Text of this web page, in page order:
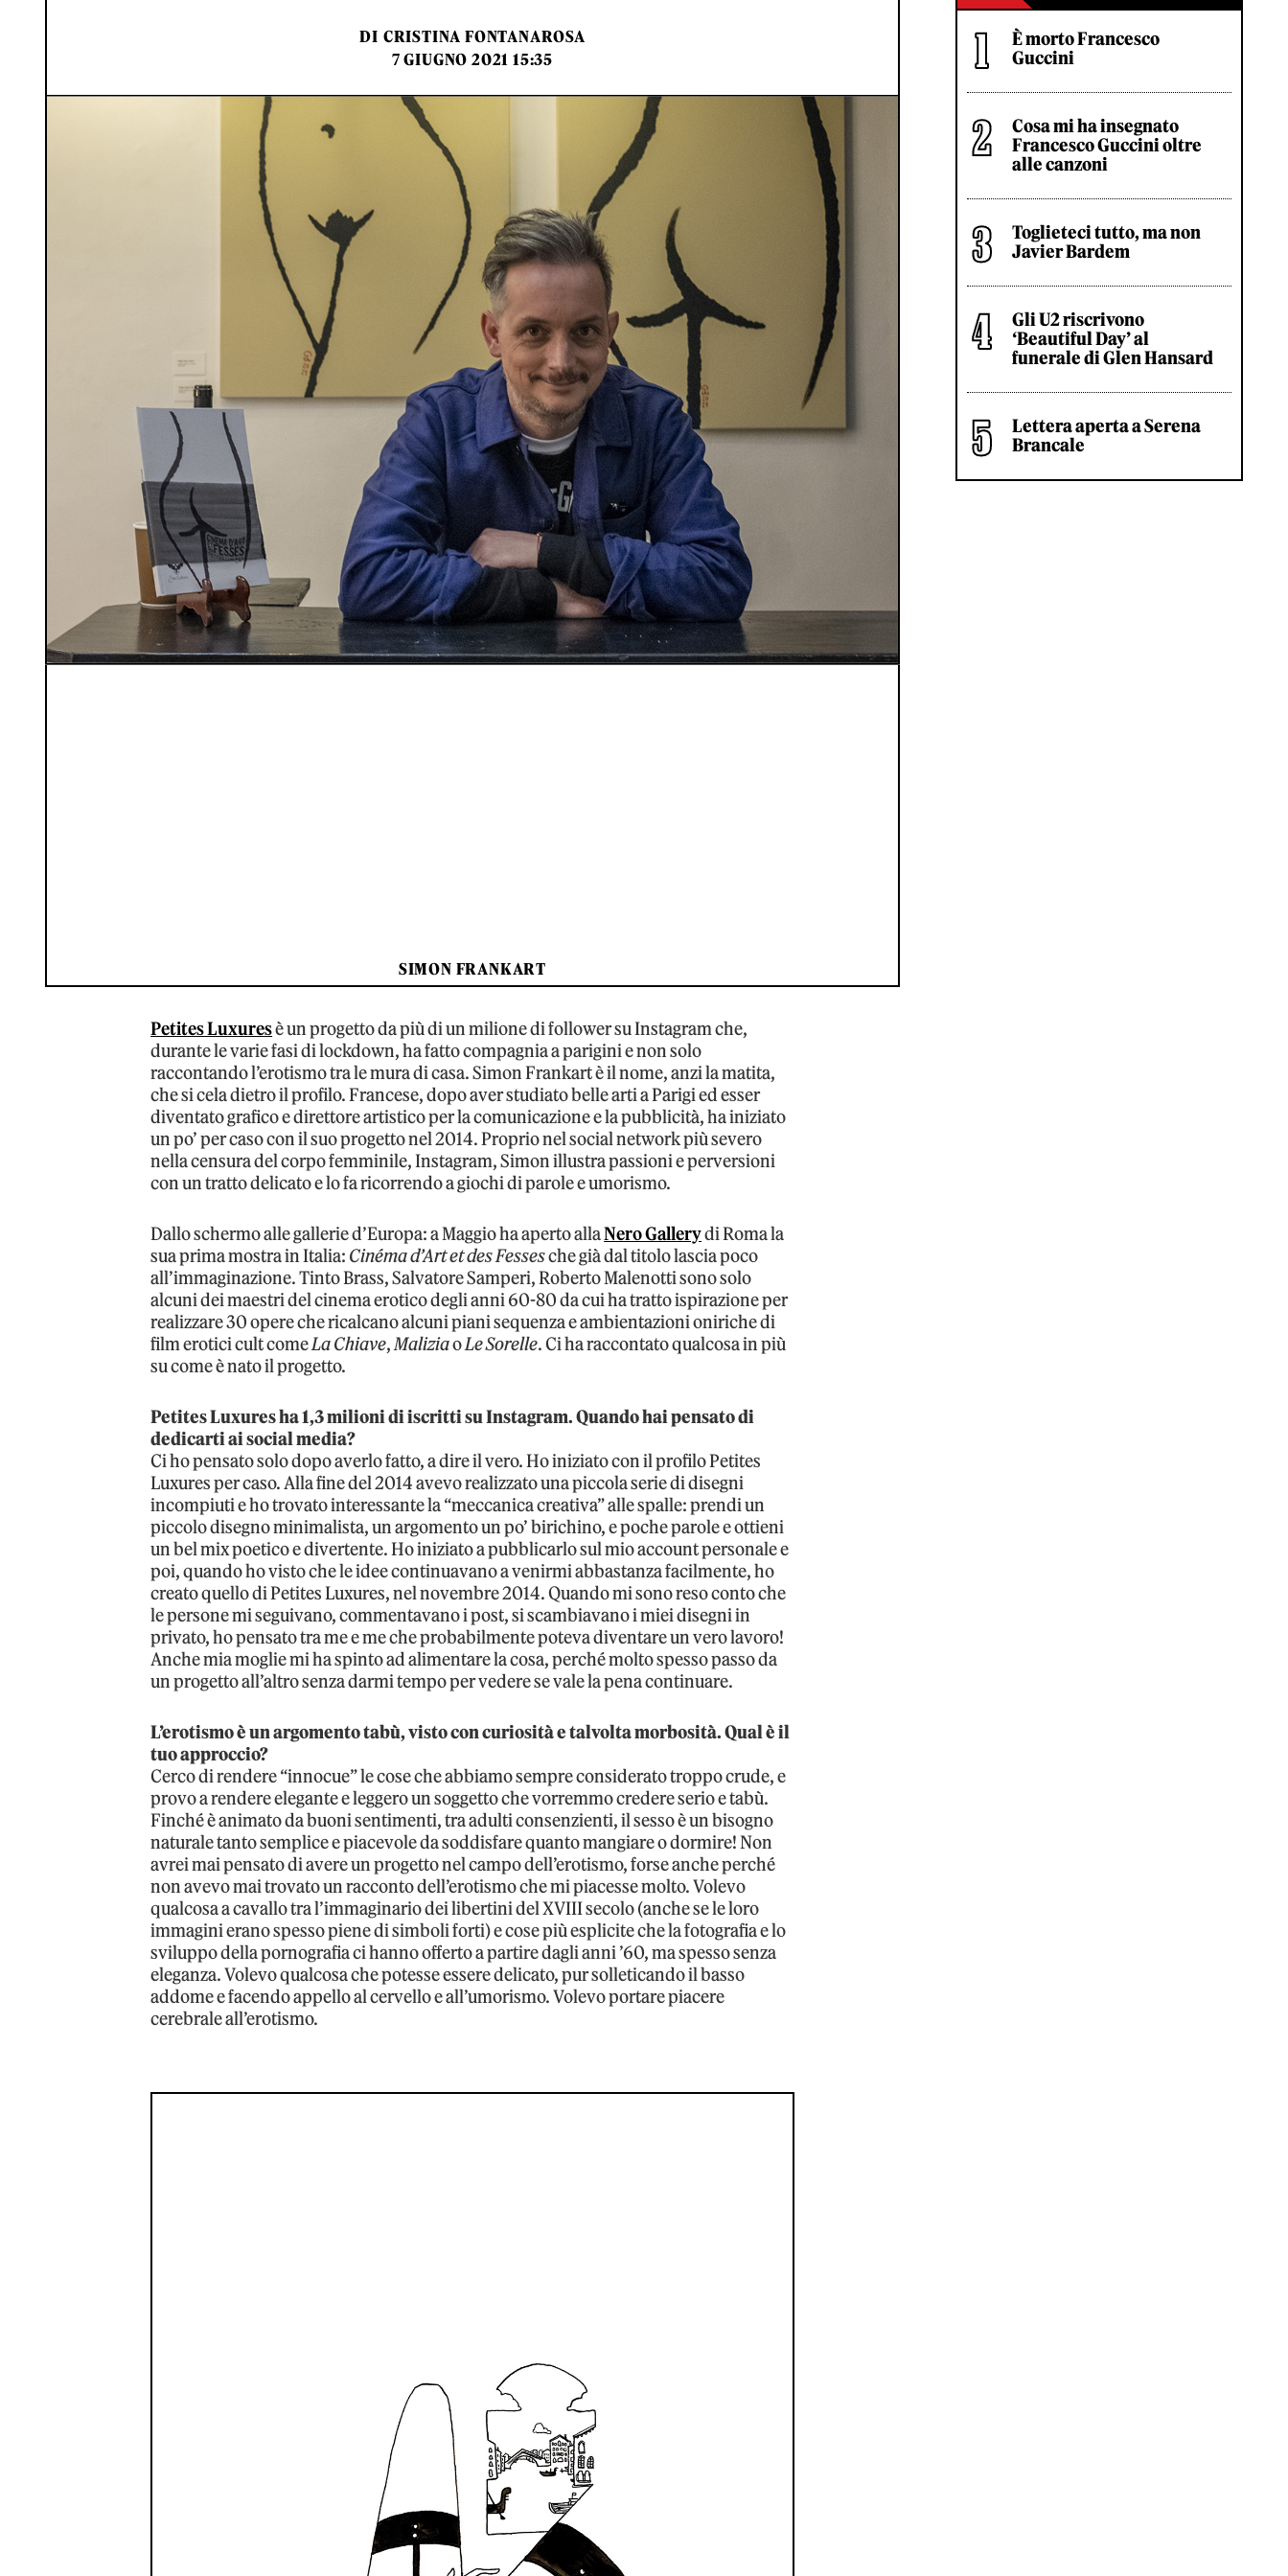
DI CRISTINA FONTANAROSA
7 GIUGNO 2021 15:35
SIMON FRANKART
Petites Luxuresè un progetto da più di un milione di follower su Instagram che,
durante le varie fasi di lockdown, ha fatto compagnia a parigini e non solo
raccontando l’erotismo tra le mura di casa. Simon Frankart è il nome, anzi la matita,
che si cela dietro il profilo. Francese, dopo aver studiato belle arti a Parigi ed esser
diventato grafico e direttore artistico per la comunicazione e la pubblicità, ha iniziato
un po’ per caso con il suo progetto nel 2014. Proprio nel social network più severo
nella censura del corpo femminile, Instagram, Simon illustra passioni e perversioni
con un tratto delicato e lo fa ricorrendo a giochi di parole e umorismo.
Dallo schermo alle gallerie d’Europa: a Maggio ha aperto allaNero Gallerydi Roma la
sua prima mostra in Italia: Cinéma d’Art et des Fessesche già dal titolo lascia poco
all’immaginazione. Tinto Brass, Salvatore Samperi, Roberto Malenotti sono solo
alcuni dei maestri del cinema erotico degli anni 60-80 da cui ha tratto ispirazione per
realizzare 30 opere che ricalcano alcuni piani sequenza e ambientazioni oniriche di
film erotici cult comeLa Chiave,MaliziaoLe Sorelle. Ci ha raccontato qualcosa in più
su come è nato il progetto.
Petites Luxures ha 1,3 milioni di iscritti su Instagram. Quando hai pensato di
dedicarti ai social media?
Ci ho pensato solo dopo averlo fatto, a dire il vero. Ho iniziato con il profilo Petites
Luxures per caso. Alla fine del 2014 avevo realizzato una piccola serie di disegni
incompiuti e ho trovato interessante la “meccanica creativa” alle spalle: prendi un
piccolo disegno minimalista, un argomento un po’ birichino, e poche parole e ottieni
un bel mix poetico e divertente. Ho iniziato a pubblicarlo sul mio account personale e
poi, quando ho visto che le idee continuavano a venirmi abbastanza facilmente, ho
creato quello di Petites Luxures, nel novembre 2014. Quando mi sono reso conto che
le persone mi seguivano, commentavano i post, si scambiavano i miei disegni in
privato, ho pensato tra me e me che probabilmente poteva diventare un vero lavoro!
Anche mia moglie mi ha spinto ad alimentare la cosa, perché molto spesso passo da
un progetto all’altro senza darmi tempo per vedere se vale la pena continuare.
L’erotismo è un argomento tabù, visto con curiosità e talvolta morbosità. Qual è il
tuo approccio?
Cerco di rendere “innocue” le cose che abbiamo sempre considerato troppo crude, e
provo a rendere elegante e leggero un soggetto che vorremmo credere serio e tabù.
Finché è animato da buoni sentimenti, tra adulti consenzienti, il sesso è un bisogno
naturale tanto semplice e piacevole da soddisfare quanto mangiare o dormire! Non
avrei mai pensato di avere un progetto nel campo dell’erotismo, forse anche perché
non avevo mai trovato un racconto dell’erotismo che mi piacesse molto. Volevo
qualcosa a cavallo tra l’immaginario dei libertini del XVIII secolo (anche se le loro
immagini erano spesso piene di simboli forti) e cose più esplicite che la fotografia e lo
sviluppo della pornografia ci hanno offerto a partire dagli anni ’60, ma spesso senza
eleganza. Volevo qualcosa che potesse essere delicato, pur solleticando il basso
addome e facendo appello al cervello e all’umorismo. Volevo portare piacere
cerebrale all’erotismo.
È morto Francesco
Guccini
Cosa mi ha insegnato
Francesco Guccini oltre
alle canzoni
Toglieteci tutto, ma non
Javier Bardem
Gli U2 riscrivono
‘Beautiful Day’ al
funerale di Glen Hansard
Lettera aperta a Serena
Brancale